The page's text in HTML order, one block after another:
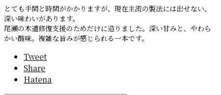
とても手間と時間がかかりますが、現在主流の製法には出せない、
深い味わいがあります。
尾瀬の木道修復支援のためだけに造りました。深い甘みと、やわら
かい酸味。複雑な旨みが感じられる一本です。
Tweet
Share
Hatena